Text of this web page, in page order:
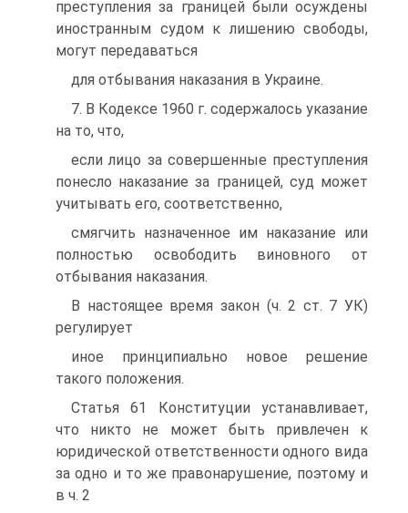
преступления за границей были осуждены
иностранным судом к лишению свободы,
могут передаваться
для отбывания наказания в Украине.
7. В Кодексе 1960 г. содержалось указание
на то, что,
если лицо за совершенные преступления
понесло наказание за границей, суд может
учитывать его, соответственно,
смягчить назначенное им наказание или
полностью освободить виновного от
отбывания наказания.
В настоящее время закон (ч. 2 ст. 7 УК)
регулирует
иное принципиально новое решение
такого положения.
Статья 61 Конституции устанавливает,
что никто не может быть привлечен к
юридической ответственности одного вида
за одно и то же правонарушение, поэтому и
в ч. 2